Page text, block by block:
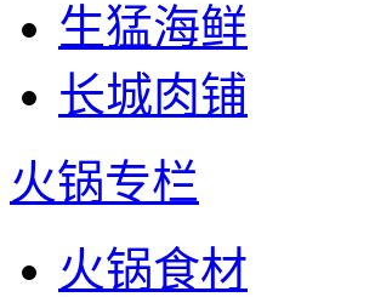
生猛海鲜
长城肉铺
火锅专栏
火锅食材